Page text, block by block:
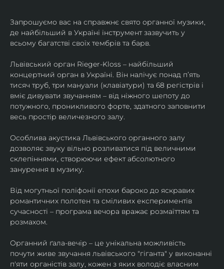
Запрошуємо вас на справжнє свято органної музики,
де найбільший в Україні інструмент зазвучить у
всьому багатстві своїх тембрів та барв.
​Львівський орган Rieger-Kloss – найбільший
концертний орган в Україні. Він налічує понад пʼять
тисяч труб, три мануали (клавіатури) та 68 регістрів і
вміє дивувати звучанням – від ніжного шепоту до
потужного, проникливого форте, здатного заповнити
весь простір величезного залу.
Особлива акустика Львівського органного залу
дозволяє звуку вільно розливатися під величними
склепіннями, створюючи ефект абсолютного
занурення в музику.
​Від могутньої поліфонії епохи бароко до яскравих
романтичних полотен та сміливих експериментів
сучасності – програма вечора вражає розмаїттям та
розмахом.
​Органний ґала-вечір – це унікальна можливість
почути живе звучання львівського "гіганта" у виконанні
п'яти органістів залу, кожен з яких володіє власним